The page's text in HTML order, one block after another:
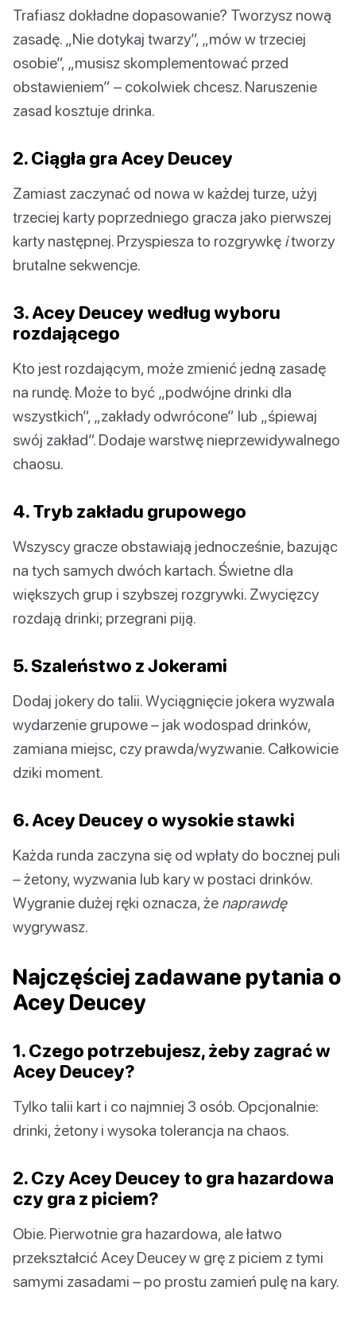
Trafiasz dokładne dopasowanie? Tworzysz nową
zasadę. „Nie dotykaj twarzy”, „mów w trzeciej
osobie”, „musisz skomplementować przed
obstawieniem” – cokolwiek chcesz. Naruszenie
zasad kosztuje drinka.
2. Ciągła gra Acey Deucey
Zamiast zaczynać od nowa w każdej turze, użyj
trzeciej karty poprzedniego gracza jako pierwszej
karty następnej. Przyspiesza to rozgrywkę itworzy
brutalne sekwencje.
3. Acey Deucey według wyboru
rozdającego
Kto jest rozdającym, może zmienić jedną zasadę
na rundę. Może to być „podwójne drinki dla
wszystkich”, „zakłady odwrócone” lub „śpiewaj
swój zakład”. Dodaje warstwę nieprzewidywalnego
chaosu.
4. Tryb zakładu grupowego
Wszyscy gracze obstawiają jednocześnie, bazując
na tych samych dwóch kartach. Świetne dla
większych grup i szybszej rozgrywki. Zwycięzcy
rozdają drinki; przegrani piją.
5. Szaleństwo z Jokerami
Dodaj jokery do talii. Wyciągnięcie jokera wyzwala
wydarzenie grupowe – jak wodospad drinków,
zamiana miejsc, czy prawda/wyzwanie. Całkowicie
dziki moment.
6. Acey Deucey o wysokie stawki
Każda runda zaczyna się od wpłaty do bocznej puli
– żetony, wyzwania lub kary w postaci drinków.
Wygranie dużej ręki oznacza, że naprawdę
wygrywasz.
Najczęściej zadawane pytania o
Acey Deucey
1. Czego potrzebujesz, żeby zagrać w
Acey Deucey?
Tylko talii kart i co najmniej 3 osób. Opcjonalnie:
drinki, żetony i wysoka tolerancja na chaos.
2. Czy Acey Deucey to gra hazardowa
czy gra z piciem?
Obie. Pierwotnie gra hazardowa, ale łatwo
przekształcić Acey Deucey w grę z piciem z tymi
samymi zasadami – po prostu zamień pulę na kary.